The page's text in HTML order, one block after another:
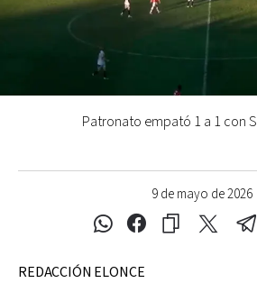
9 de mayo de 2026
Patronato empató 1 a 1 con
REDACCIÓN ELONCE